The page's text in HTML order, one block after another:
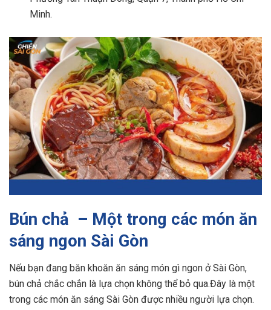
Minh.
Bún chả – Một trong các món ăn
sáng ngon Sài Gòn
Nếu bạn đang băn khoăn ăn sáng món gì ngon ở Sài Gòn,
bún chả chắc chắn là lựa chọn không thể bỏ qua.Đây là một
trong các món ăn sáng Sài Gòn được nhiều người lựa chọn.